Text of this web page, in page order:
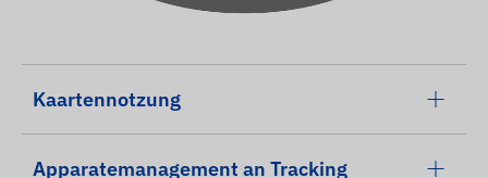
Kaartennotzung
Apparatemanagement an Tracking